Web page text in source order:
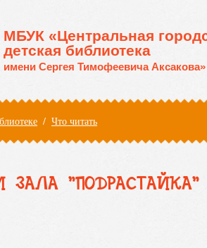
МБУК «Центральная
детская библиотека
имени Сергея Тимофеевича Аксакова»
/ Что читать
ЗАЛА "ПОДРАСТАЙКА"